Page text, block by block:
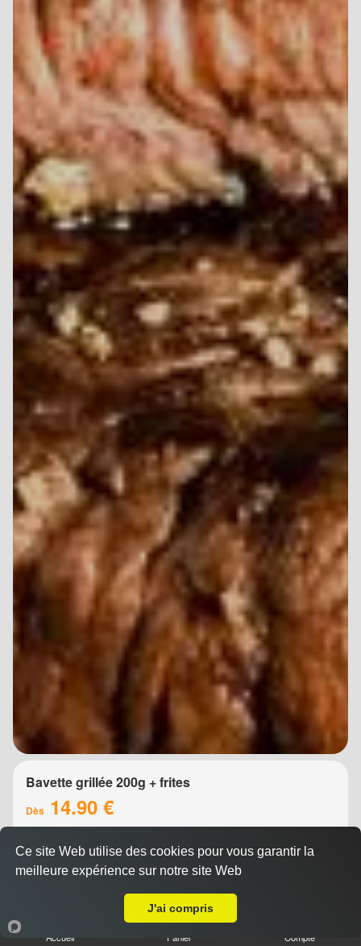
Bavette grillée 200g + frites
Dès 14.90 €
Accueil Panier Compte
Ce site Web utilise des cookies pour vous garantir la
meilleure expérience sur notre site Web
J'ai compris